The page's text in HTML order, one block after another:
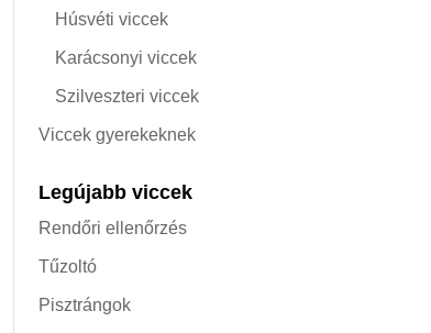
Húsvéti viccek
Karácsonyi viccek
Szilveszteri viccek
Viccek gyerekeknek
Legújabb viccek
Rendőri ellenőrzés
Tűzoltó
Pisztrángok